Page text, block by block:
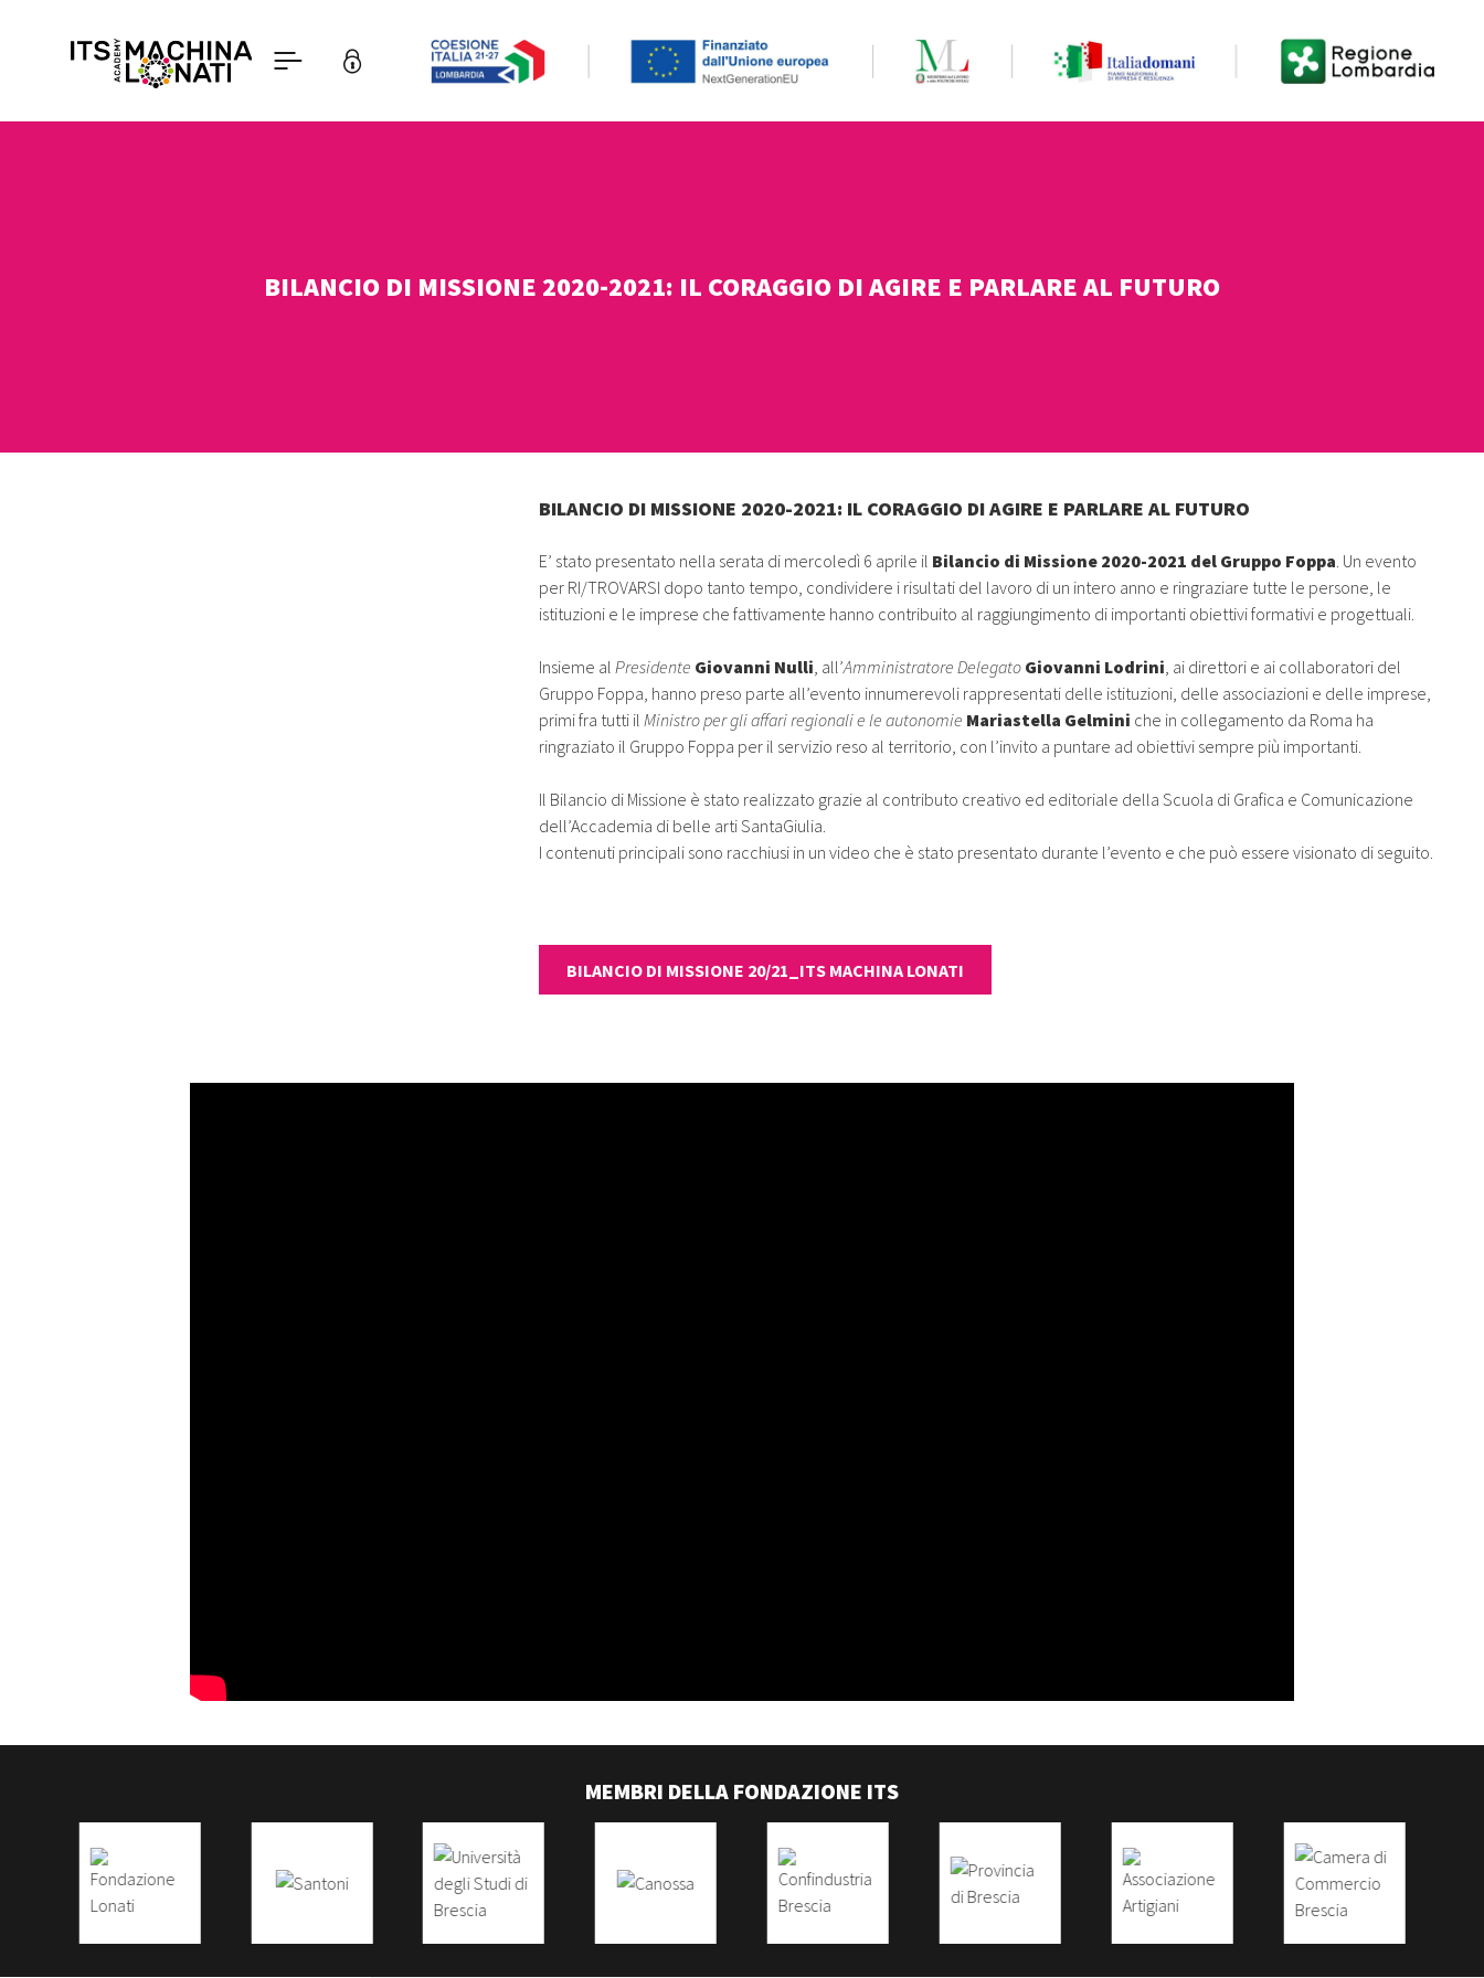
BILANCIO DI MISSIONE 2020-2021: IL CORAGGIO DI AGIRE E PARLARE AL FUTURO
BILANCIO DI MISSIONE 2020-2021: IL CORAGGIO DI AGIRE E PARLARE AL FUTURO
E’ stato presentato nella serata di mercoledì 6 aprile il Bilancio di Missione 2020-2021 del Gruppo Foppa. Un evento
per RI/TROVARSI dopo tanto tempo, condividere i risultati del lavoro di un intero anno e ringraziare tutte le persone, le
istituzioni e le imprese che fattivamente hanno contribuito al raggiungimento di importanti obiettivi formativi e progettuali.
Insieme al Presidente Giovanni Nulli, all’Amministratore Delegato Giovanni Lodrini, ai direttori e ai collaboratori del
Gruppo Foppa, hanno preso parte all’evento innumerevoli rappresentati delle istituzioni, delle associazioni e delle imprese,
primi fra tutti il Ministro per gli affari regionali e le autonomie Mariastella Gelmini che in collegamento da Roma ha
ringraziato il Gruppo Foppa per il servizio reso al territorio, con l’invito a puntare ad obiettivi sempre più importanti.
Il Bilancio di Missione è stato realizzato grazie al contributo creativo ed editoriale della Scuola di Grafica e Comunicazione
dell’Accademia di belle arti SantaGiulia.
I contenuti principali sono racchiusi in un video che è stato presentato durante l’evento e che può essere visionato di seguito.
BILANCIO DI MISSIONE 20/21_ITS MACHINA LONATI
MEMBRI DELLA FONDAZIONE ITS